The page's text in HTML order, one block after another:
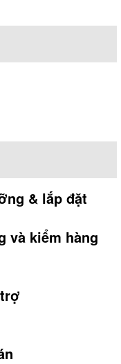
& lắp đặt
và kiểm hàng